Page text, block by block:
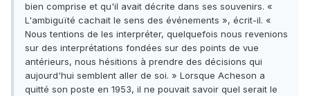
bien comprise et qu'il avait décrite dans ses souvenirs. «
L'ambiguïté cachait le sens des événements », écrit-il. «
Nous tentions de les interpréter, quelquefois nous revenions
sur des interprétations fondées sur des points de vue
antérieurs, nous hésitions à prendre des décisions qui
aujourd'hui semblent aller de soi. » Lorsque Acheson a
quitté son poste en 1953, il ne pouvait savoir quel serait le